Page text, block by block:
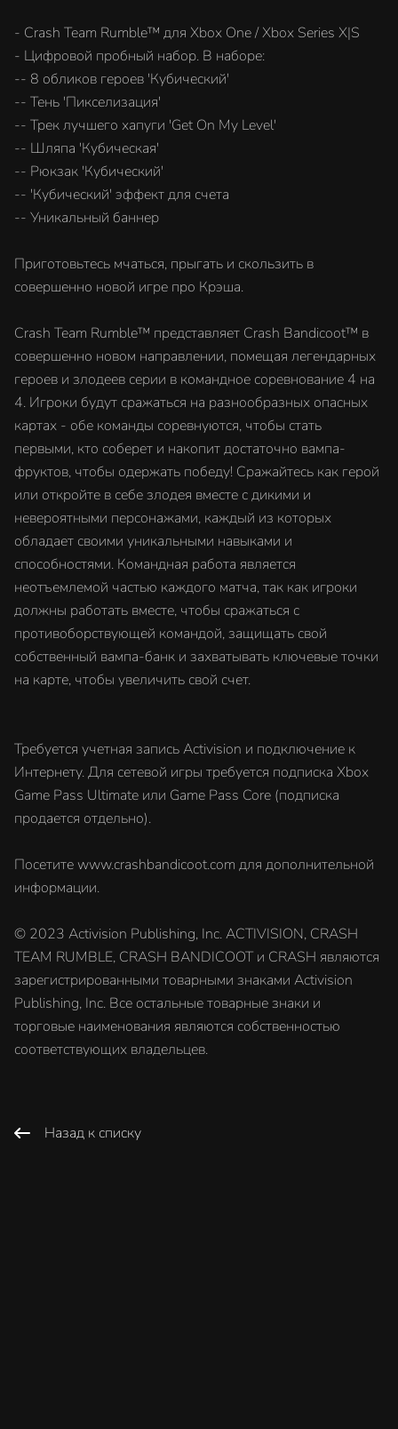
- Crash Team Rumble™ для Xbox One / Xbox Series X|S
- Цифровой пробный набор. В наборе:
-- 8 обликов героев 'Кубический'
-- Тень 'Пикселизация'
-- Трек лучшего хапуги 'Get On My Level'
-- Шляпа 'Кубическая'
-- Рюкзак 'Кубический'
-- 'Кубический' эффект для счета
-- Уникальный баннер
Приготовьтесь мчаться, прыгать и скользить в
совершенно новой игре про Крэша.
Crash Team Rumble™ представляет Crash Bandicoot™ в
совершенно новом направлении, помещая легендарных
героев и злодеев серии в командное соревнование 4 на
4. Игроки будут сражаться на разнообразных опасных
картах - обе команды соревнуются, чтобы стать
первыми, кто соберет и накопит достаточно вампа-
фруктов, чтобы одержать победу! Сражайтесь как герой
или откройте в себе злодея вместе с дикими и
невероятными персонажами, каждый из которых
обладает своими уникальными навыками и
способностями. Командная работа является
неотъемлемой частью каждого матча, так как игроки
должны работать вместе, чтобы сражаться с
противоборствующей командой, защищать свой
собственный вампа-банк и захватывать ключевые точки
на карте, чтобы увеличить свой счет.
Требуется учетная запись Activision и подключение к
Интернету. Для сетевой игры требуется подписка Xbox
Game Pass Ultimate или Game Pass Core (подписка
продается отдельно).
Посетите www.crashbandicoot.com для дополнительной
информации.
© 2023 Activision Publishing, Inc. ACTIVISION, CRASH
TEAM RUMBLE, CRASH BANDICOOT и CRASH являются
зарегистрированными товарными знаками Activision
Publishing, Inc. Все остальные товарные знаки и
торговые наименования являются собственностью
соответствующих владельцев.
Назад к списку